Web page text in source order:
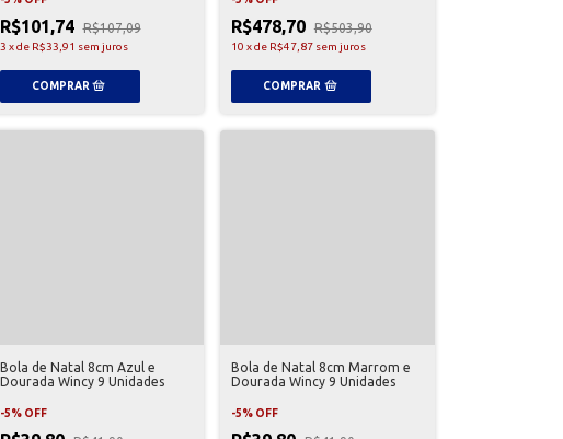
R$101,74 R$107,09
3 xde R$33,91 sem juros
R$478,70 R$503,90
10 xde R$47,87 sem juros
Bola de Natal 8cm Azul e
Dourada Wincy 9 Unidades
-5% OFF
Bola de Natal 8cm Marrom e
Dourada Wincy 9 Unidades
-5% OFF